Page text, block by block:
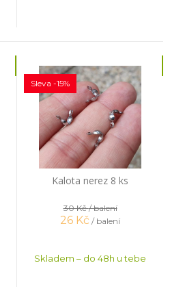
Kalota nerez 8 ks
Sleva -15%
30 Kč/ balení
26 Kč / balení
Skladem – do 48h u tebe